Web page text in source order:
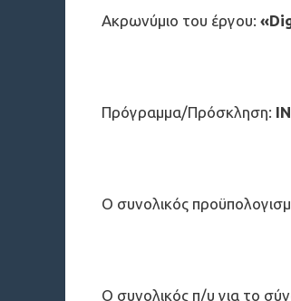
Ακρωνύμιο του έργου:
Πρόγραμμα/Πρόσκληση:
Ο συνολικός
Ο συνολικός π/υ για το